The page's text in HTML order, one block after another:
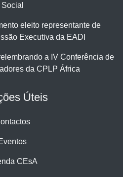
Social
eleito representante de
Executiva da EADI
a IV Conferência de
da CPLP África
Úteis
CEsA